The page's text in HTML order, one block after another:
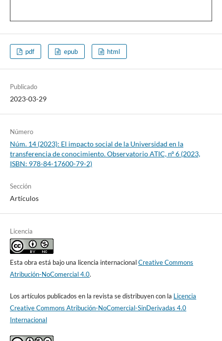
pdf epub html
Publicado
2023-03-29
Número
Núm. 14 (2023): El impacto social de la Universidad en la
transferencia de conocimiento. Observatorio ATIC, nº 6 (2023,
ISBN: 978-84-17600-79-2)
Sección
Artículos
Licencia
Esta obra está bajo una licencia internacionalCreative Commons
Atribución-NoComercial 4.0.
Los artículos publicados en la revista se distribuyen con la Licencia
Creative Commons Atribución-NoComercial-SinDerivadas 4.0
Internacional